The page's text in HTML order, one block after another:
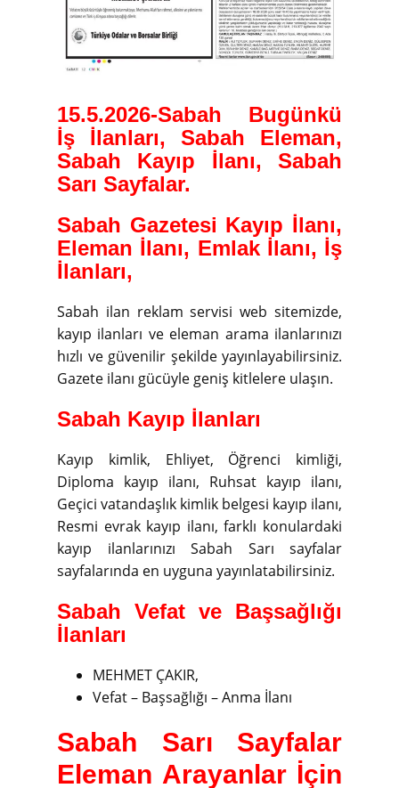
15.5.2026-Sabah Bugünkü
İş İlanları, Sabah Eleman,
Sabah Kayıp İlanı, Sabah
Sarı Sayfalar.
Sabah Gazetesi Kayıp İlanı,
Eleman İlanı, Emlak İlanı, İş
İlanları,
Sabah ilan reklam servisi web sitemizde,
kayıp ilanları ve eleman arama ilanlarınızı
hızlı ve güvenilir şekilde yayınlayabilirsiniz.
Gazete ilanı gücüyle geniş kitlelere ulaşın.
Sabah Kayıp İlanları
Kayıp kimlik, Ehliyet, Öğrenci kimliği,
Diploma kayıp ilanı, Ruhsat kayıp ilanı,
Geçici vatandaşlık kimlik belgesi kayıp ilanı,
Resmi evrak kayıp ilanı, farklı konulardaki
kayıp ilanlarınızı Sabah Sarı sayfalar
sayfalarında en uyguna yayınlatabilirsiniz.
Sabah Vefat ve Başsağlığı
İlanları
MEHMET ÇAKIR,
Vefat – Başsağlığı – Anma İlanı
Sabah Sarı Sayfalar
Eleman Arayanlar İçin